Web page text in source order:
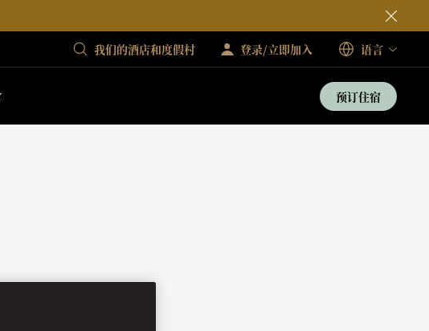
我们的酒店和度假村 登录/立即加入 语言
预订住宿